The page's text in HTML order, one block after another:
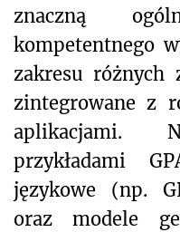
znaczną
kompetentnego
zakresu różnych
zintegrowane z
aplikacjami.
przykładami
językowe (np.
oraz modele